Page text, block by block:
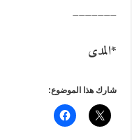
_______
*المدى
شارك هذا الموضوع: